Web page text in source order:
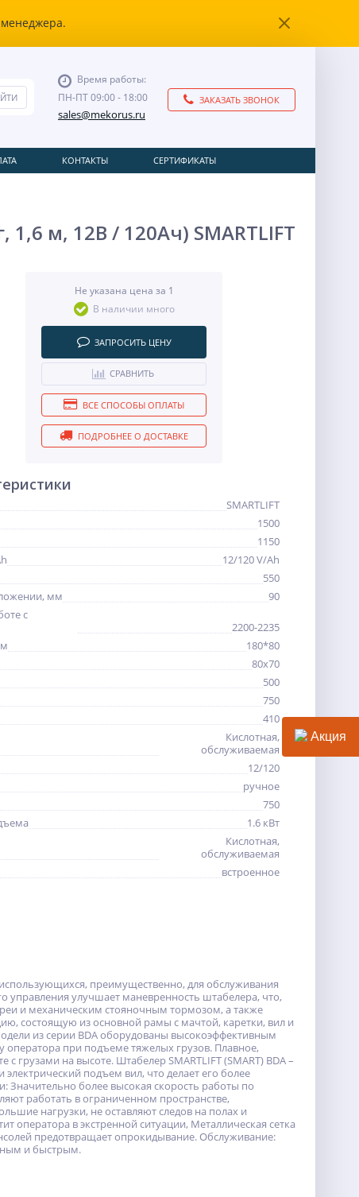
Время работы:
ПН-ПТ 09:00 - 18:00
sales@mekorus.ru
ЗАКАЗАТЬ ЗВОНОК
КОНТАКТЫ СЕРТИФИКАТЫ
м, 12В / 120Ач) SMARTLIFT
Не указана цена за 1
В наличии много
ЗАПРОСИТЬ ЦЕНУ
СРАВНИТЬ
ВСЕ СПОСОБЫ ОПЛАТЫ
ПОДРОБНЕЕ О ДОСТАВКЕ
SMARTLIFT
1500
1150
12/120 V/Ah
550
мм
90
с
2200-2235
180*80
80х70
500
750
410
Кислотная,
обслуживаемая
12/120
ручное
750
1.6 кВт
Кислотная,
обслуживаемая
встроенное
преимущественно, для обслуживания
управления улучшает маневренность штабелера, что,
и механическим стояночным тормозом, а также
состоящую из основной рамы с мачтой, каретки, вил и
из серии BDA оборудованы высокоэффективным
при подъеме тяжелых грузов. Плавное,
грузами на высоте. Штабелер SMARTLIFT (SMART) BDA –
подъем вил, что делает его более
более высокая скорость работы по
работать в ограниченном пространстве,
нагрузки, не оставляют следов на полах и
оператора в экстренной ситуации, Металлическая сетка
предотвращает опрокидывание. Обслуживание:
и быстрым.
Акция